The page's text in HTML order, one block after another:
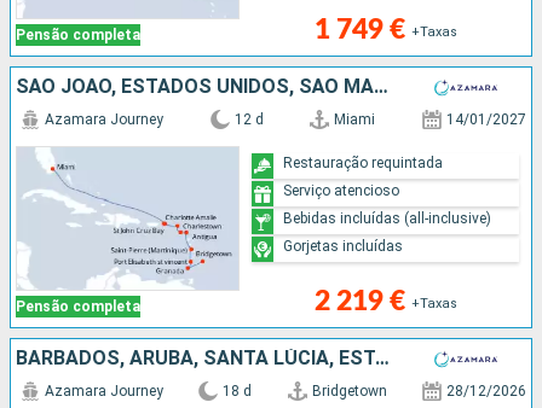
Pensão completa 1 749 € +Taxas
SÃO JOÃO, ESTADOS UNIDOS, SÃO MARTINHO, ANTÍGUA E BARBUDA, MARTINICA, ST VINCENT E GRENADINES, GRENADA, BARBADOS
Pensão completa
Azamara Journey 12 d Miami 14/01/2027
2 219 € +Taxas
Restauração requintada
Serviço atencioso
Bebidas incluídas (all-inclusive)
Gorjetas incluídas
BARBADOS, ARUBA, SANTA LÚCIA, ESTADOS UNIDOS, PORTO RICO, VIRGIN GORDA, FRANÇA, SÃO MARTINHO, ANTÍGUA E BARBUDA, TORTOLA
Azamara Journey 18 d Bridgetown 28/12/2026